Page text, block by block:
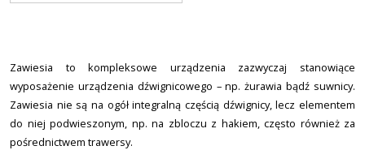
Zawiesia to kompleksowe urządzenia zazwyczaj stanowiące
wyposażenie urządzenia dźwignicowego – np. żurawia bądź suwnicy.
Zawiesia nie są na ogół integralną częścią dźwignicy, lecz elementem
do niej podwieszonym, np. na zbloczu z hakiem, często również za
pośrednictwem trawersy.